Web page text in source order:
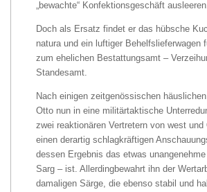
„bewachte“ Konfektionsgeschäft ausleeren.
Doch als Ersatz findet er das hübsche
natura und ein luftiger Behelfslieferwagen
zum ehelichen Bestattungsamt –
Standesamt.
Nach einigen zeitgenössischen
Otto nun in eine militärtaktische
zwei reaktionären Vertretern von west und
einen derartig schlagkräftigen
dessen Ergebnis das etwas
Sarg – ist. Allerdingbewahrt ihn der
damaligen Särge, die ebenso stabil und